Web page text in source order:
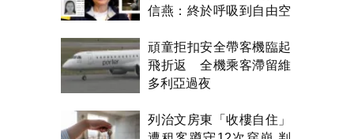
信燕：終於呼吸到自由空
頑童拒扣安全帶客機臨起
飛折返 全機乘客滯留維
多利亞過夜
列治文房東「收樓自住」